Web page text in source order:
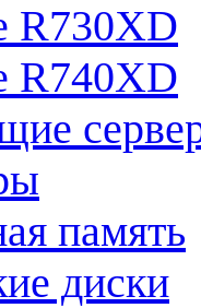
R730XD
R740XD
память
диски